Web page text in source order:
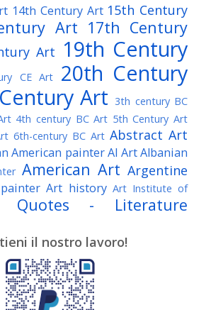
14th Century Art 15th Century
Art 17th Century
Art 19th Century
CE Art
20th Century
Art 3th century BC
4th century BC Art 5th Century Art
6th-century BC Art Abstract Art
American painterAI ArtAlbanian
American Art Argentine
Art history Art Institute of
Quotes - Literature
Artist Baroque Art
Art Bohemian Art
Art British Art
Museum Bulgarian Art
il nostro lavoro!